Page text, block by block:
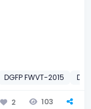
DGFP FWVT-2015 DG
2 103